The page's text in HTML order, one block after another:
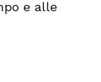
e alle